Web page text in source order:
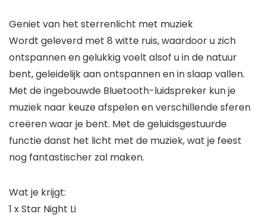
Geniet van het sterrenlicht met muziek
Wordt geleverd met 8 witte ruis, waardoor u zich
ontspannen en gelukkig voelt alsof u in de natuur
bent, geleidelijk aan ontspannen en in slaap vallen.
Met de ingebouwde Bluetooth-luidspreker kun je
muziek naar keuze afspelen en verschillende sferen
creëren waar je bent. Met de geluidsgestuurde
functie danst het licht met de muziek, wat je feest
nog fantastischer zal maken.
Wat je krijgt:
1 x Star Night Li